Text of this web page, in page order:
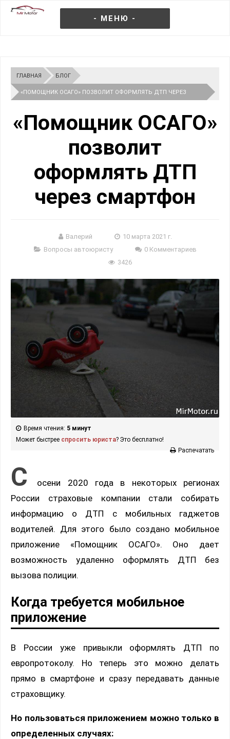
- МЕНЮ -
ГЛАВНАЯ БЛОГ
«ПОМОЩНИК ОСАГО» ПОЗВОЛИТ ОФОРМЛЯТЬ ДТП ЧЕРЕЗ
«Помощник ОСАГО»
позволит
оформлять ДТП
через смартфон
Валерий
10 марта 2021 г.
Вопросы автоюристу
0 Комментариев
3426
Время чтения: 5 минут
Может быстрее спросить юриста? Это бесплатно!
Распечатать
С
осени 2020 года в некоторых регионах
России страховые компании стали собирать
информацию о ДТП с мобильных гаджетов
водителей. Для этого было создано мобильное
приложение «Помощник ОСАГО». Оно дает
возможность удаленно оформлять ДТП без
вызова полиции.
Когда требуется мобильное
приложение
В России уже привыкли оформлять ДТП по
европротоколу. Но теперь это можно делать
прямо в смартфоне и сразу передавать данные
страховщику.
Но пользоваться приложением можно только в
определенных случаях: